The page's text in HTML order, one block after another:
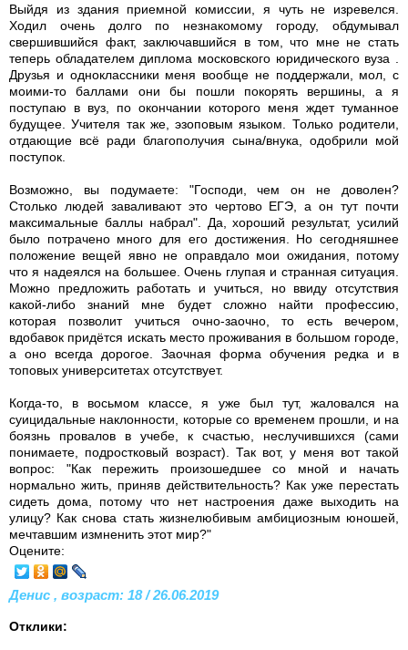
Выйдя из здания приемной комиссии, я чуть не изревелся.
Ходил очень долго по незнакомому городу, обдумывал
свершившийся факт, заключавшийся в том, что мне не стать
теперь обладателем диплома московского юридического вуза .
Друзья и одноклассники меня вообще не поддержали, мол, с
моими-то баллами они бы пошли покорять вершины, а я
поступаю в вуз, по окончании которого меня ждет туманное
будущее. Учителя так же, эзоповым языком. Только родители,
отдающие всё ради благополучия сына/внука, одобрили мой
поступок.
Возможно, вы подумаете: "Господи, чем он не доволен?
Столько людей заваливают это чертово ЕГЭ, а он тут почти
максимальные баллы набрал". Да, хороший результат, усилий
было потрачено много для его достижения. Но сегодняшнее
положение вещей явно не оправдало мои ожидания, потому
что я надеялся на большее. Очень глупая и странная ситуация.
Можно предложить работать и учиться, но ввиду отсутствия
какой-либо знаний мне будет сложно найти профессию,
которая позволит учиться очно-заочно, то есть вечером,
вдобавок придётся искать место проживания в большом городе,
а оно всегда дорогое. Заочная форма обучения редка и в
топовых университетах отсутствует.
Когда-то, в восьмом классе, я уже был тут, жаловался на
суицидальные наклонности, которые со временем прошли, и на
боязнь провалов в учебе, к счастью, неслучившихся (сами
понимаете, подростковый возраст). Так вот, у меня вот такой
вопрос: "Как пережить произошедшее со мной и начать
нормально жить, приняв действительность? Как уже перестать
сидеть дома, потому что нет настроения даже выходить на
улицу? Как снова стать жизнелюбивым амбициозным юношей,
мечтавшим измненить этот мир?"
Оцените:
Денис , возраст: 18 / 26.06.2019
Отклики: